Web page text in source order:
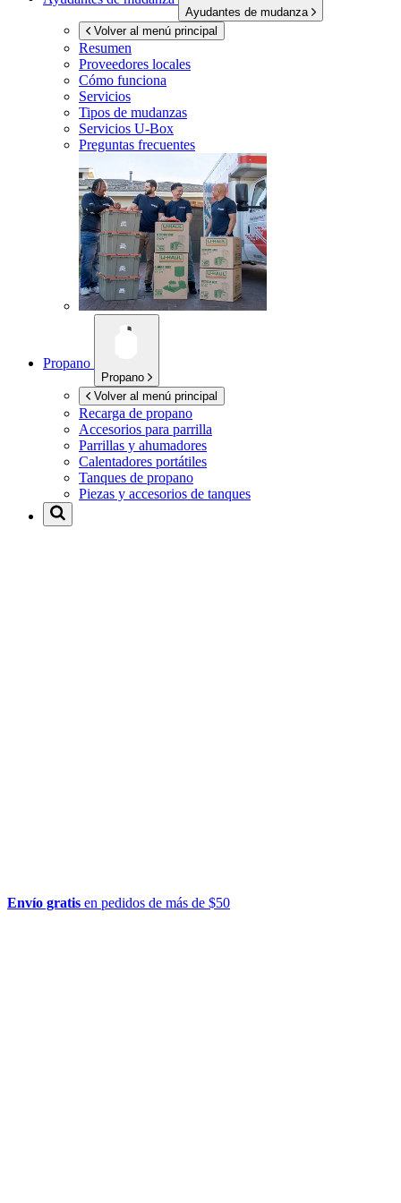
Ayudantes de mudanza
Volver al menú principal
Resumen
Proveedores locales
Cómo funciona
Servicios
Tipos de mudanzas
Servicios U-Box
Preguntas frecuentes
Propano
Propano
Volver al menú principal
Recarga de propano
Accesorios para parrilla
Parrillas y ahumadores
Calentadores portátiles
Tanques de propano
Piezas y accesorios de tanques
Envío gratis en pedidos de más de $50